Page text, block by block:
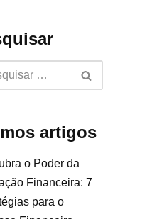
artigos
o Poder da
Financeira: 7
para o